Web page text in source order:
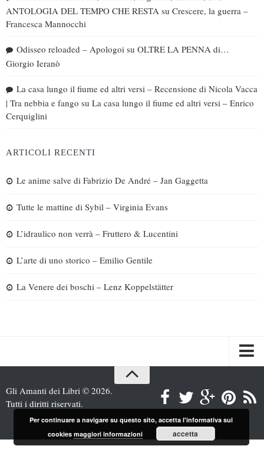
ANTOLOGIA DEL TEMPO CHE RESTA su Crescere, la guerra –
Francesca Mannocchi
Odisseo reloaded – Apologoi su OLTRE LA PENNA di…
Giorgio Ieranò
La casa lungo il fiume ed altri versi – Recensione di Nicola Vacca
| Tra nebbia e fango su La casa lungo il fiume ed altri versi – Enrico
Cerquiglini
ARTICOLI RECENTI
Le anime salve di Fabrizio De André – Jan Gaggetta
Tutte le mattine di Sybil – Virginia Evans
L’idraulico non verrà – Fruttero & Lucentini
L’arte di uno storico – Emilio Gentile
La Venere dei boschi – Lenz Koppelstätter
Recensioni
Interviste & Incontri
Bandi
Gli Amanti dei Libri © 2026.
Tutti i diritti riservati.
Per continuare a navigare su questo sito, accetta l'informativa sui
cookies maggiori informazioni accetta